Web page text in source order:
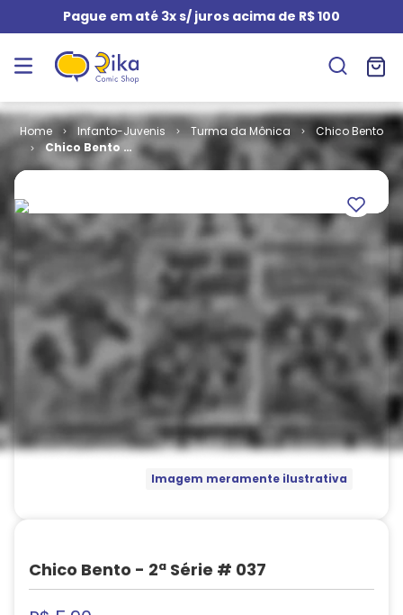
Pague em até 3x s/ juros acima de R$ 100
Infanto-Juvenis Turma da Mônica
Chico Bento
Chico Bento -
2ª Série # 037
Imagem meramente ilustrativa
Chico Bento - 2ª Série # 037